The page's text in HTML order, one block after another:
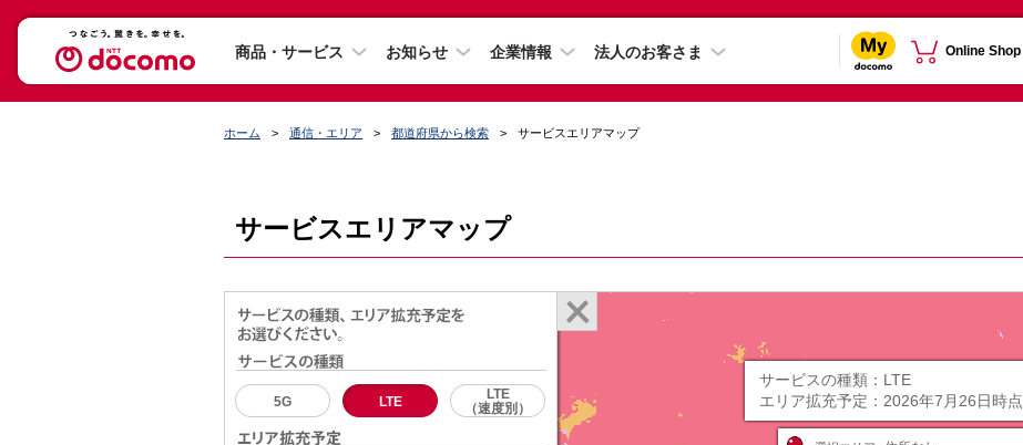
商品・サービス お知らせ 企業情報 法人のお客さま Online Shop
ホーム 通信・エリア 都道府県から検索 サービスエリアマップ
サービスエリアマップ
5G LTE
LTE
（速度別）
サービスの種類： LTE
エリア拡充予定： 2026年7月26日時点